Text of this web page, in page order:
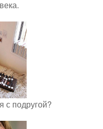
с подругой?